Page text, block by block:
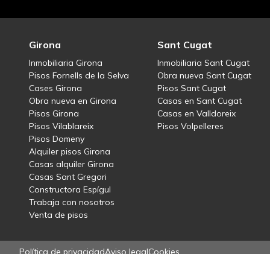
Girona
Inmobiliaria Girona
Pisos Fornells de la Selva
Cases Girona
Obra nueva en Girona
Pisos Girona
Pisos Vilablareix
Pisos Domeny
Alquiler pisos Girona
Casas alquiler Girona
Casas Sant Gregori
Constructora Espígul
Trabaja con nosotros
Venta de pisos
Sant Cugat
Inmobiliaria Sant Cugat
Obra nueva Sant Cugat
Pisos Sant Cugat
Casas en Sant Cugat
Casas en Valldoreix
Pisos Volpelleres
Política de privacidadAviso legalCookies